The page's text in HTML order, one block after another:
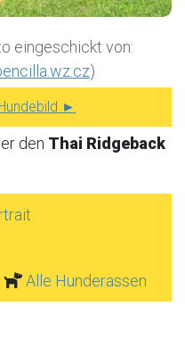
eingeschickt von:
)
►
den Thai Ridgeback
Alle Hunderassen